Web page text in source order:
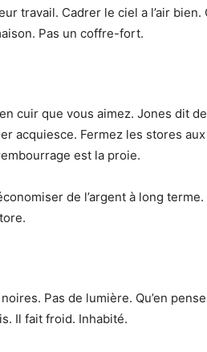
travail. Cadrer le ciel a l’air bien.
Pas un coffre-fort.
cuir que vous aimez. Jones dit
acquiesce. Fermez les stores
est la proie.
de l’argent à long terme.
Pas de lumière. Qu’en
Il fait froid. Inhabité.